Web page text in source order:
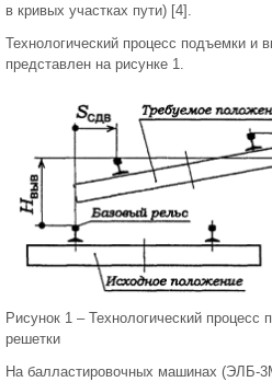
в кривых участках пути) [4].
Технологический процесс подъемки и
представлен на рисунке 1.
Рисунок 1 – Технологический процесс
решетки
На балластировочных машинах